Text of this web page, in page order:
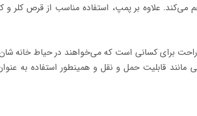
می‌کند. علاوه بر پمپ، استفاده مناسب از قرص کلر و
28210 انتخابی به صرفه و راحت برای کسانی است که می‌خواهند در
مانند قابلیت حمل و نقل و همینطور استفاده به